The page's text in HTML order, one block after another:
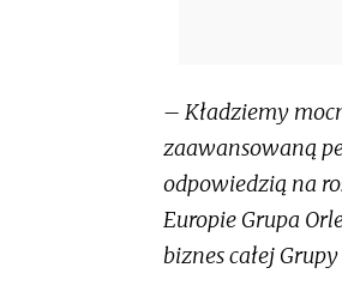
– Kładziemy
zaawansowaną
odpowiedzią na
Europie Grupa
biznes całej